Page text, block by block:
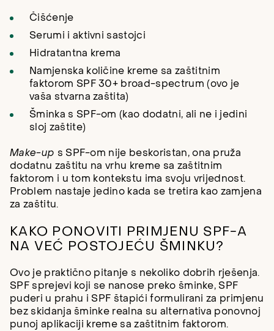
Čišćenje
Serumi i aktivni sastojci
Hidratantna krema
Namjenska količine kreme sa zaštitnim
faktorom SPF 30+ broad-spectrum (ovo je
vaša stvarna zaštita)
Šminka s SPF-om (kao dodatni, ali ne i jedini
sloj zaštite)
Make-up s SPF-om nije beskoristan, ona pruža
dodatnu zaštitu na vrhu kreme sa zaštitnim
faktorom i u tom kontekstu ima svoju vrijednost.
Problem nastaje jedino kada se tretira kao zamjena
za zaštitu.
KAKO PONOVITI PRIMJENU SPF-A
NA VEĆ POSTOJEĆU ŠMINKU?
Ovo je praktično pitanje s nekoliko dobrih rješenja.
SPF sprejevi koji se nanose preko šminke, SPF
puderi u prahu i SPF štapići formulirani za primjenu
bez skidanja šminke realna su alternativa ponovnoj
punoj aplikaciji kreme sa zaštitnim faktorom.